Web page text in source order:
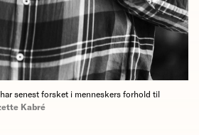
har senest forsket i menneskers forhold til
Kabré